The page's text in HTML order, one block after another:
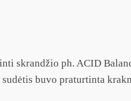
skrandžio ph. ACID
buvo praturtinta